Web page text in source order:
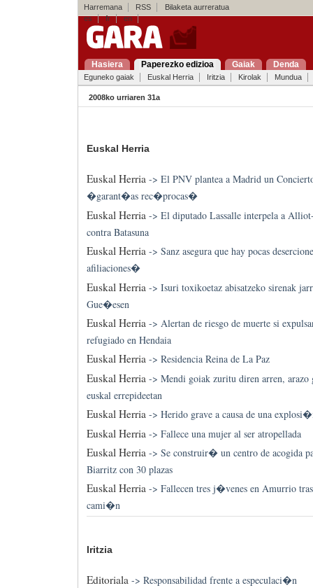
Harremana RSS
Bilaketa aurreratua
es
fr en
Hasiera Paperezko edizioa Gaiak Denda
Eguneko gaiak Euskal Herria Iritzia Kirolak Mundua
2008ko urriaren 31a
Euskal Herria
Euskal Herria-> El PNV plantea a Madrid un
�garant�as rec�procas�
Euskal Herria -> El diputado Lassalle interpela a
contra Batasuna
Euskal Herria-> Sanz asegura que hay pocas
afiliaciones�
Euskal Herria -> Isuri toxikoetaz abisatzeko sirenak
Gue�esen
Euskal Herria-> Alertan de riesgo de muerte si
refugiado en Hendaia
Euskal Herria-> Residencia Reina de La Paz
Euskal Herria -> Mendi goiak zuritu diren arren,
euskal errepideetan
Euskal Herria-> Herido grave a causa de una
Euskal Herria -> Fallece una mujer al ser atropellada
Euskal Herria-> Se construir� un centro de acogida
Biarritz con 30 plazas
Euskal Herria-> Fallecen tres j�venes en Amurrio
cami�n
Iritzia
Editoriala-> Responsabilidad frente a especulaci�n